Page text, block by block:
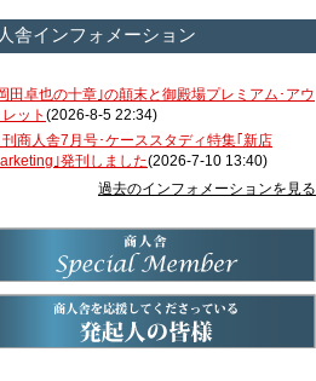
舎インフォメーション
田卓也の十章｣の顛末と御殿場プレミアム･アウ
ット (2026-8-5 22:34)
商人舎7月号･ケーススタディ特集｢新店
｣発刊しました(2026-7-10 13:40)
過去のインフォメーションを見る